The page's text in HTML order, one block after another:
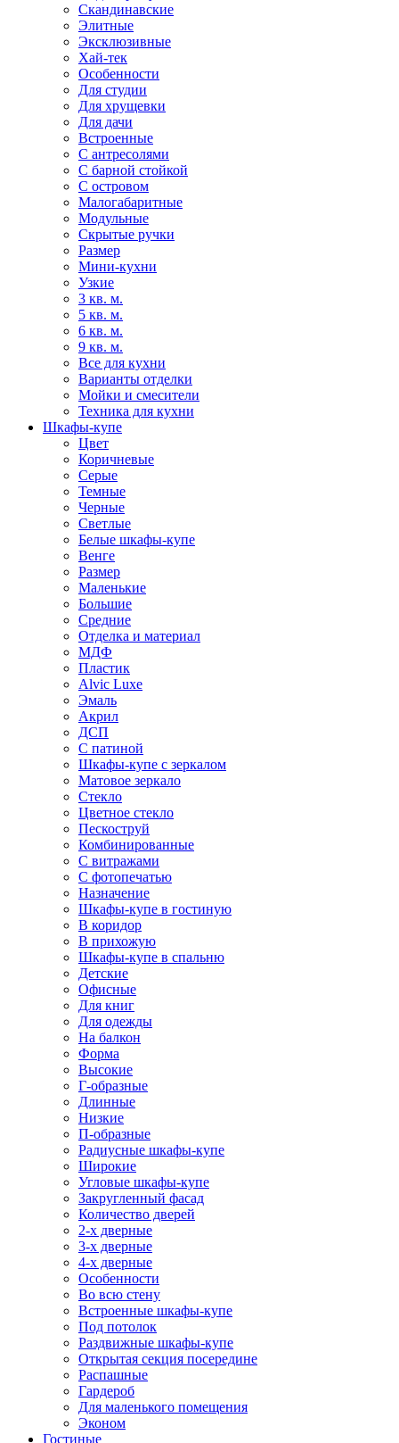
Скандинавские
Элитные
Эксклюзивные
Хай-тек
Особенности
Для студии
Для хрущевки
Для дачи
Встроенные
С антресолями
С барной стойкой
С островом
Малогабаритные
Модульные
Скрытые ручки
Размер
Мини-кухни
Узкие
3 кв. м.
5 кв. м.
6 кв. м.
9 кв. м.
Все для кухни
Варианты отделки
Мойки и смесители
Техника для кухни
Шкафы-купе
Цвет
Коричневые
Серые
Темные
Черные
Светлые
Белые шкафы-купе
Венге
Размер
Маленькие
Большие
Средние
Отделка и материал
МДФ
Пластик
Alvic Luxe
Эмаль
Акрил
ДСП
С патиной
Шкафы-купе с зеркалом
Матовое зеркало
Стекло
Цветное стекло
Пескоструй
Комбинированные
С витражами
С фотопечатью
Назначение
Шкафы-купе в гостиную
В коридор
В прихожую
Шкафы-купе в спальню
Детские
Офисные
Для книг
Для одежды
На балкон
Форма
Высокие
Г-образные
Длинные
Низкие
П-образные
Радиусные шкафы-купе
Широкие
Угловые шкафы-купе
Закругленный фасад
Количество дверей
2-х дверные
3-х дверные
4-х дверные
Особенности
Во всю стену
Встроенные шкафы-купе
Под потолок
Раздвижные шкафы-купе
Открытая секция посередине
Распашные
Гардероб
Для маленького помещения
Эконом
Гостиные